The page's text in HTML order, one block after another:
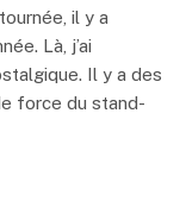
il y a
Là, j’ai
Il y a des
force du stand-